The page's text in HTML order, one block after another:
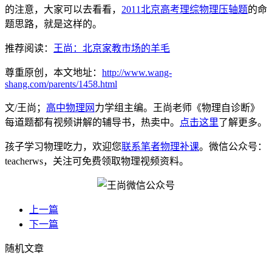
的注意，大家可以去看看， 2011北京高考理综物理压轴题的命
题思路，就是这样的。
推荐阅读： 王尚：北京家教市场的羊毛
尊重原创，本文地址： http://www.wang-
shang.com/parents/1458.html
文/王尚； 高中物理网 力学组主编。王尚老师《物理自诊断》
每道题都有视频讲解的辅导书，热卖中。
点击这里了解更多。
孩子学习物理吃力，欢迎您联系笔者物理补课。微信公众号：
teacherws，关注可免费领取物理视频资料。
上一篇
下一篇
随机文章